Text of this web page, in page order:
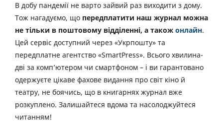
В добу пандемії не варто зайвий раз виходити з дому.
Тож нагадуємо, що передплатити наш журнал можна
не тільки в поштовому відділенні, а також онлайн.
Цей сервіс доступний через «Укрпошту» та
передплатне агентство «SmartPress». Всього хвилина-
дві за комп’ютером чи смартфоном – і ви гарантовано
одержуєте цікаве фахове видання про світ кіно й
театру, не боячись, що в книгарнях журнал вже
розкуплено. Залишайтеся вдома та насолоджуйтеся
читанням!